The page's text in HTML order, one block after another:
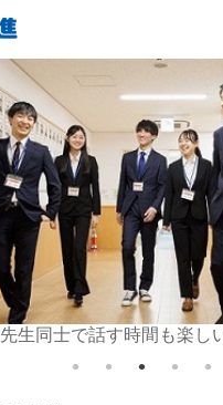
先生同士で話す時間も楽し